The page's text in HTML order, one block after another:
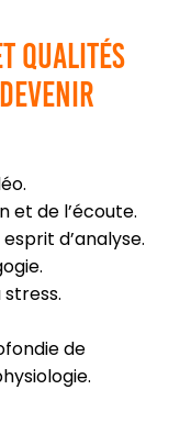
qualités
et de l’écoute.
d’analyse.
de